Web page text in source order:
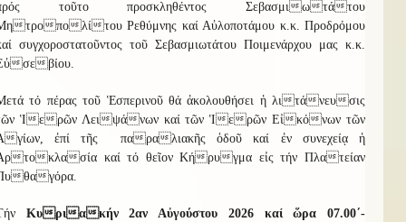
τοῦτο προσκληθέντος Σεβασμιωτάτου
τροπολίτου Ρεθύμνης καί Αὐλοποτάμου κ.κ. Προδρόμου
συγχοροστατοῦντος τοῦ Σεβασμιωτάτου Ποιμενάρχου μας κ.κ.
σεβίου.
τό πέρας τοῦ Ἑσπερινοῦ θά ἀκολουθήσει ἡ λιτάνευσις
Ἱερῶν Λειψάνων καί τῶν Ἱερῶν Εἰκόνων τῶν
γίων, ἐπί τῆς παραλιακῆς ὁδοῦ καί ἐν συνεχείᾳ ἡ
τοκλασία καί τό θεῖον Κήρυγμα εἰς τήν Πλατείαν
θαγόρα.
Κυριακήν 2αν Αὐγούστου 2026 καί ὥρα 07.00΄-